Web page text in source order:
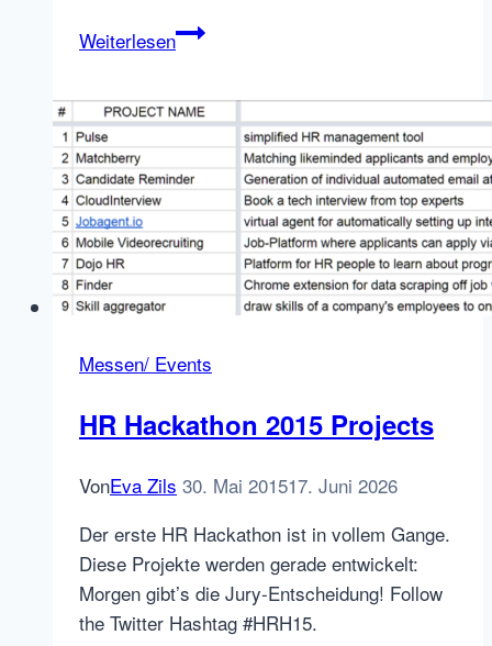
WeiterlesenTech
Talent.io
in
Deutschland
Messen/ Events
HR Hackathon 2015 Projects
VonEva Zils 30. Mai 201517. Juni 2026
Der erste HR Hackathon ist in vollem Gange.
Diese Projekte werden gerade entwickelt:
Morgen gibt’s die Jury-Entscheidung! Follow
the Twitter Hashtag #HRH15.